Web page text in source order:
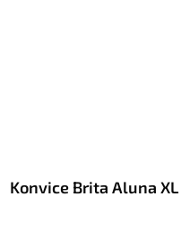
Konvice Brita Aluna XL